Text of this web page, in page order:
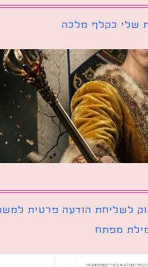
מלכה
הודעה פרטית למשתמש